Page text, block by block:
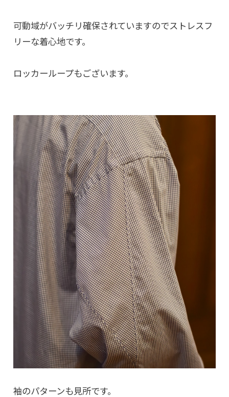
可動域がバッチリ確保されていますのでストレスフ
リーな着心地です。
ロッカーループもございます。
袖のパターンも見所です。